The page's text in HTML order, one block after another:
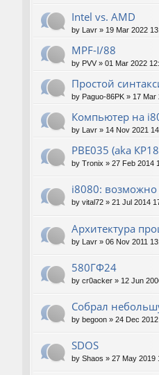
Intel vs. AMD
by Lavr » 19 Mar 2022
MPF-I/88
by PVV » 01 Mar 2022
Простой
by Paguo-86PK » 17 Mar
Компьютер на
by Lavr » 14 Nov 2021
РВЕ035 (aka
by Tronix » 27 Feb 2014
i8080: возможно
by vital72 » 21 Jul 2014
Архитектура
by Lavr » 06 Nov 2011
580ГФ24
by cr0acker » 12 Jun
Собрал
by begoon » 24 Dec
SDOS
by Shaos » 27 May 2019